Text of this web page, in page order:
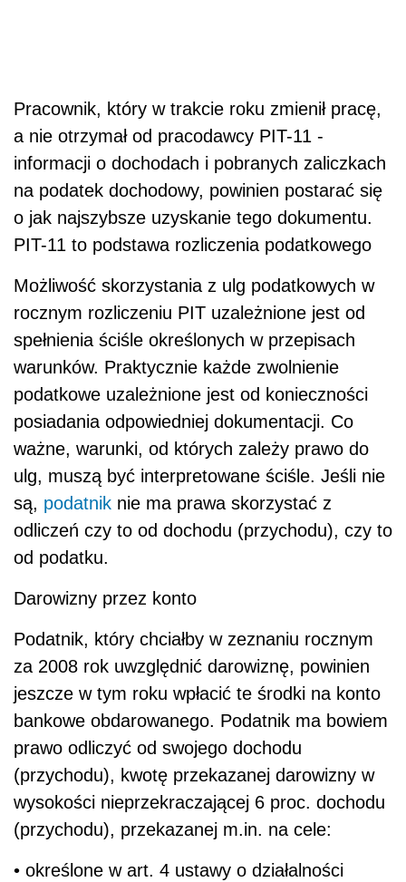
Pracownik, który w trakcie roku zmienił pracę,
a nie otrzymał od pracodawcy PIT-11 -
informacji o dochodach i pobranych zaliczkach
na podatek dochodowy, powinien postarać się
o jak najszybsze uzyskanie tego dokumentu.
PIT-11 to podstawa rozliczenia podatkowego
Możliwość skorzystania z ulg podatkowych w
rocznym rozliczeniu PIT uzależnione jest od
spełnienia ściśle określonych w przepisach
warunków. Praktycznie każde zwolnienie
podatkowe uzależnione jest od konieczności
posiadania odpowiedniej dokumentacji. Co
ważne, warunki, od których zależy prawo do
ulg, muszą być interpretowane ściśle. Jeśli nie
są, podatnik nie ma prawa skorzystać z
odliczeń czy to od dochodu (przychodu), czy to
od podatku.
Darowizny przez konto
Podatnik, który chciałby w zeznaniu rocznym
za 2008 rok uwzględnić darowiznę, powinien
jeszcze w tym roku wpłacić te środki na konto
bankowe obdarowanego. Podatnik ma bowiem
prawo odliczyć od swojego dochodu
(przychodu), kwotę przekazanej darowizny w
wysokości nieprzekraczającej 6 proc. dochodu
(przychodu), przekazanej m.in. na cele:
• określone w art. 4 ustawy o działalności